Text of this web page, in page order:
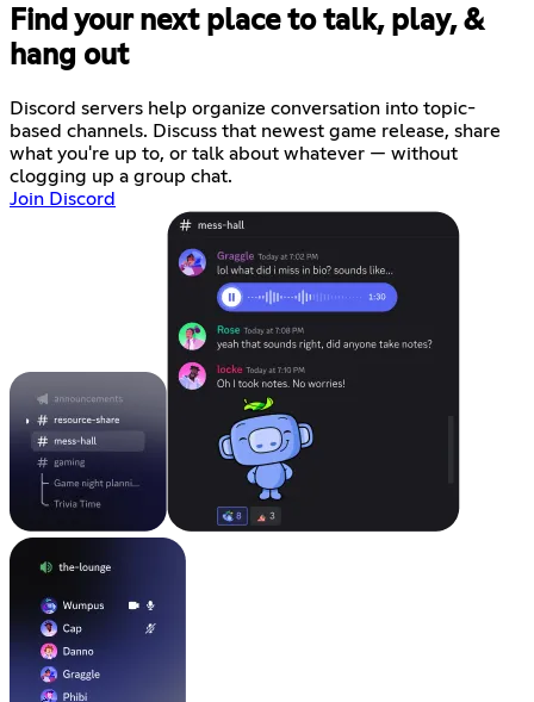
Find your next place to talk, play, &
hang out
Discord servers help organize conversation into topic-
based channels. Discuss that newest game release, share
what you're up to, or talk about whatever — without
clogging up a group chat.
Join Discord